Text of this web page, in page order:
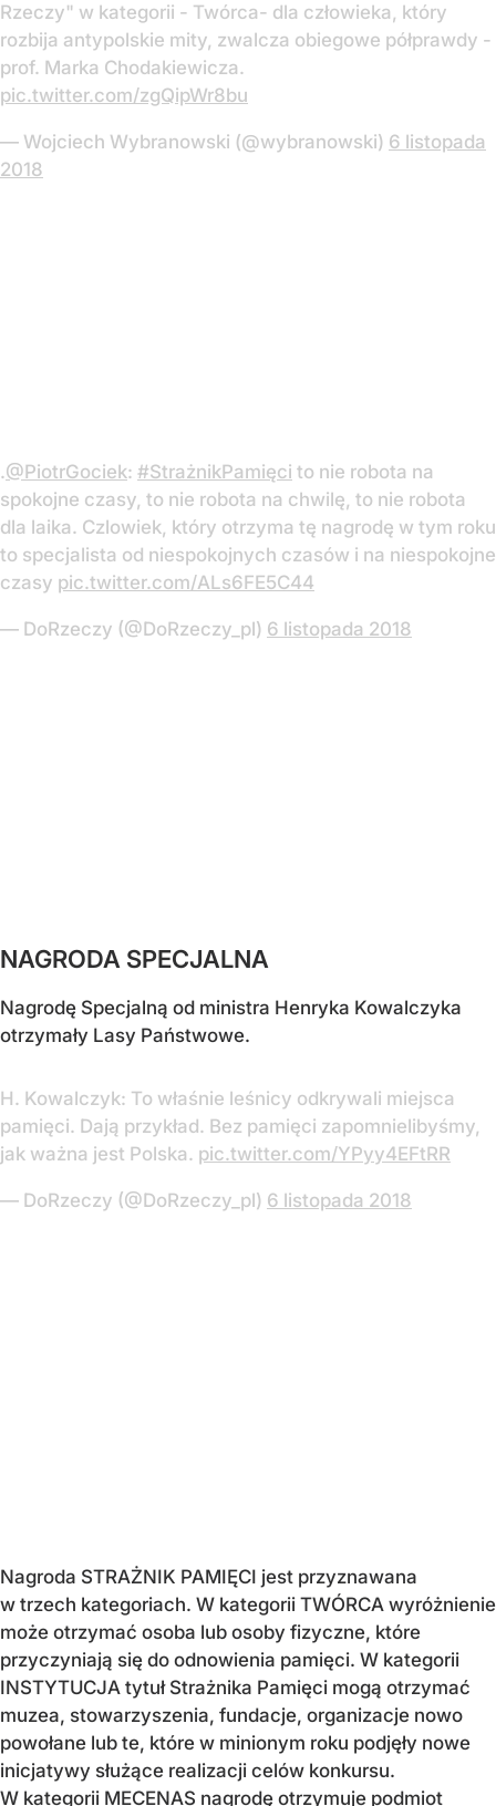
Rzeczy" w kategorii - Twórca- dla człowieka, który
rozbija antypolskie mity, zwalcza obiegowe półprawdy -
prof. Marka Chodakiewicza.
pic.twitter.com/zgQipWr8bu
— Wojciech Wybranowski (@wybranowski) 6 listopada
2018
.@PiotrGociek: #StrażnikPamięci to nie robota na
spokojne czasy, to nie robota na chwilę, to nie robota
dla laika. Czlowiek, który otrzyma tę nagrodę w tym roku
to specjalista od niespokojnych czasów i na niespokojne
czasy pic.twitter.com/ALs6FE5C44
— DoRzeczy (@DoRzeczy_pl) 6 listopada 2018
NAGRODA SPECJALNA
Nagrodę Specjalną od ministra Henryka Kowalczyka
otrzymały Lasy Państwowe.
H. Kowalczyk: To właśnie leśnicy odkrywali miejsca
pamięci. Dają przykład. Bez pamięci zapomnielibyśmy,
jak ważna jest Polska. pic.twitter.com/YPyy4EFtRR
— DoRzeczy (@DoRzeczy_pl) 6 listopada 2018
Nagroda STRAŻNIK PAMIĘCI jest przyznawana
w trzech kategoriach. W kategorii TWÓRCA wyróżnienie
może otrzymać osoba lub osoby fizyczne, które
przyczyniają się do odnowienia pamięci. W kategorii
INSTYTUCJA tytuł Strażnika Pamięci mogą otrzymać
muzea, stowarzyszenia, fundacje, organizacje nowo
powołane lub te, które w minionym roku podjęły nowe
inicjatywy służące realizacji celów konkursu.
W kategorii MECENAS nagrodę otrzymuje podmiot